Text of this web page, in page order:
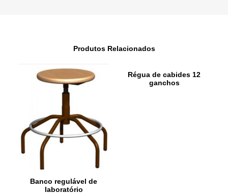
Produtos Relacionados
Banco regulável de
laboratório
Régua de cabides 12
ganchos